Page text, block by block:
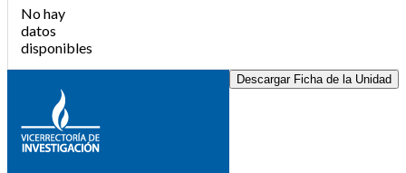
No hay
datos
disponibles
Descargar Ficha de la Unidad